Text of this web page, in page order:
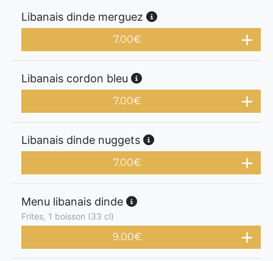
Libanais dinde merguez
7.00€
Libanais cordon bleu
7.00€
Libanais dinde nuggets
7.00€
Menu libanais dinde
Frites, 1 boisson (33 cl)
9.00€